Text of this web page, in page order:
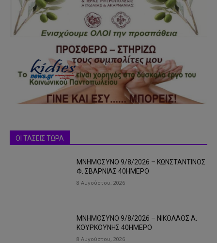
ΟΙ ΤΑΣΕΙΣ ΤΩΡΑ
ΜΝΗΜΟΣΥΝΟ 9/8/2026 – ΚΩΝΣΤΑΝΤΙΝΟΣ
Φ. ΣΒΑΡΝΙΑΣ 40ΗΜΕΡΟ
8 Αυγούστου, 2026
ΜΝΗΜΟΣΥΝΟ 9/8/2026 – ΝΙΚΟΛΑΟΣ Α.
ΚΟΥΡΚΟΥΝΗΣ 40ΗΜΕΡΟ
8 Αυγούστου, 2026